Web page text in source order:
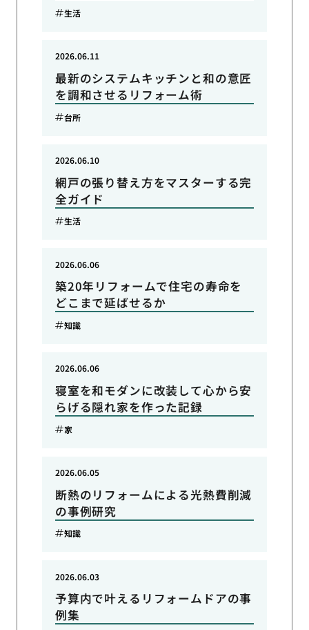
生活
最新のシステムキッチンと和の意匠
を調和させるリフォーム術
2026.06.11
台所
網戸の張り替え方をマスターする完
全ガイド
2026.06.10
生活
築20年リフォームで住宅の寿命を
どこまで延ばせるか
2026.06.06
知識
寝室を和モダンに改装して心から安
らげる隠れ家を作った記録
2026.06.06
家
断熱のリフォームによる光熱費削減
の事例研究
2026.06.05
知識
予算内で叶えるリフォームドアの事
例集
2026.06.03